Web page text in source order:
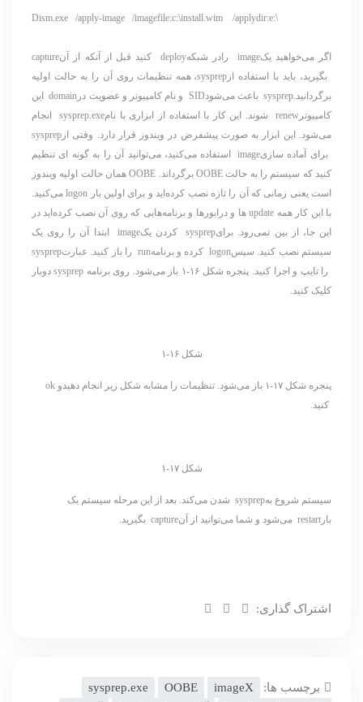
Dism.exe /apply-image /imagefile:c:\install.wim /applydir:e:\
اگر می‌خواهید یکimage رادر شبکهdeploy کنید قبل از آنکه از آنcapture
بگیرید، باید با استفاده ازsysprep، همه تنظیمات روی آن را به حالت اولیه
برگردانید.sysprep باعث می‌شودSID و نام کامپیوتر و عضویت درdomain این
کامپیوترrenew شوند. این کار با استفاده از ابزاری با نامsysprep.exe انجام
می‌شود. این ابزار به صورت پیشفرض در ویندوز قرار دارد. وقتی ازsysprep
برای آماده سازیimage استفاده می‌کنید، می‌توانید آن را به گونه ای تنظیم
کنید که سیستم را به حالت OOBE برگرداند. OOBE همان حالت اولیه ویندوز
است یعنی زمانی که آن را تازه نصب کرده‌اید و برای اولین بار logon می‌کنید.
با این کار همه update ها و درایورها و برنامه‌هایی که روی آن نصب کرده‌اید در
این جا، از بین نمی‌رود. برایsysprep کردن یکimage ابتدا آن را روی یک
سیستم نصب کنید. سپسlogon کرده و برنامهrun را باز کنید. عبارتsysprep
را تایپ و اجرا کنید. پنجره شکل ۱۶-۱ باز می‌شود. روی برنامه sysprep دوبار
کلیک کنید.
شکل ۱۶-۱
پنجره شکل ۱۷-۱ باز می‌شود. تنظیمات را مشابه شکل زیر انجام دهیدو ok
کنید.
شکل ۱۷-۱
سیستم شروع بهsysprep شدن می‌کند. بعد از این مرحله سیستم یک
بارrestart می‌شود و شما می‌توانید از آنcapture بگیرید.
اشتراک گذاری:
برچسب ها: imageX
OOBE
sysprep.exe